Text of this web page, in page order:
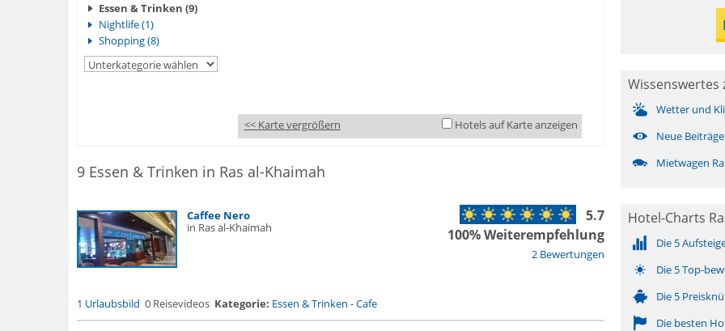
Essen & Trinken (9)
Nightlife (1)
Shopping (8)
<< Karte vergrößern Hotels auf Karte anzeigen
9 Essen & Trinken in Ras al-Khaimah
Caffee Nero
in Ras al-Khaimah
2 Bewertungen
5.7
100% Weiterempfehlung
1 Urlaubsbild 0 Reisevideos Kategorie: Essen & Trinken -Cafe
Wissenswertes
Wetter und
Neue
Mietwagen
Hotel-Charts
Die 5
Die 5 Top-
Die 5
Die besten